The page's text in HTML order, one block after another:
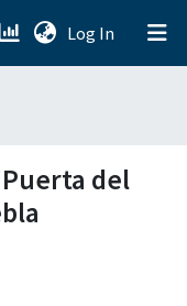
Log In (current)
del